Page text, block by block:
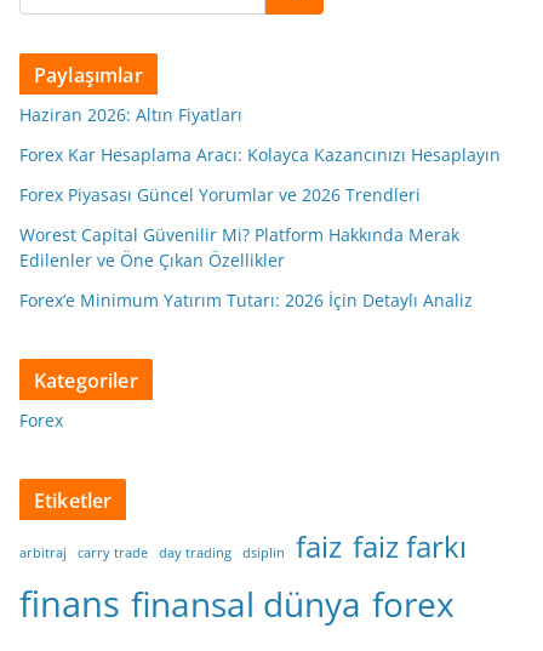
Paylaşımlar
Haziran 2026: Altın Fiyatları
Forex Kar Hesaplama Aracı: Kolayca Kazancınızı Hesaplayın
Forex Piyasası Güncel Yorumlar ve 2026 Trendleri
Worest Capital Güvenilir Mi? Platform Hakkında Merak
Edilenler ve Öne Çıkan Özellikler
Forex’e Minimum Yatırım Tutarı: 2026 İçin Detaylı Analiz
Kategoriler
Forex
Etiketler
arbitraj carry trade day trading dsiplin faiz faiz farkı
finans finansal dünya forex